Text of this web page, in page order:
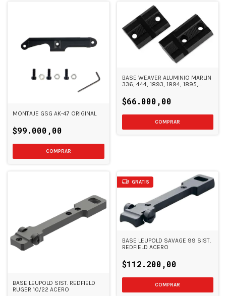
MONTAJE GSG AK-47 ORIGINAL
$99.000,00
BASE WEAVER ALUMINIO MARLIN
336, 444, 1893, 1894, 1895,
$66.000,00
BASE LEUPOLD SIST. REDFIELD
RUGER 10/22 ACERO
GRATIS
BASE LEUPOLD SAVAGE 99 SIST.
REDFIELD ACERO
$112.200,00